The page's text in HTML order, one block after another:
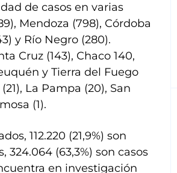
de casos en varias
Mendoza (798), Córdoba
y Río Negro (280).
Cruz (143), Chaco 140,
y Tierra del Fuego
La Pampa (20), San
(1).
112.220 (21,9%) son
(63,3%) son casos
en investigación